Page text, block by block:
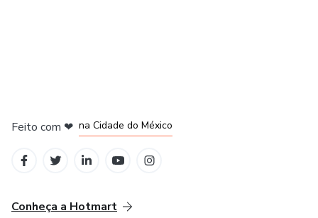
Feito com ❤ na Cidade do México
Conheça a Hotmart